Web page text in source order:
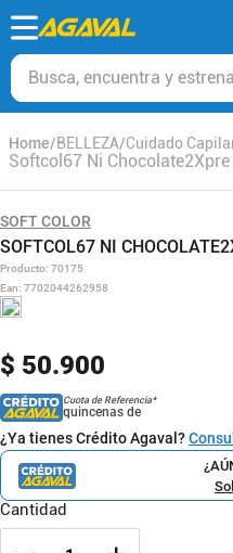
Busca, encuentra y estrena
BELLEZA Cuidado
Softcol67 Ni Chocolate2Xpre
SOFT COLOR
SOFTCOL67 NI
Producto: 70175
Ean: 7702044262958
$ 50.900
Cuota de Referencia*
quincenas de
¿Ya tienes Crédito Agaval?
Cantidad